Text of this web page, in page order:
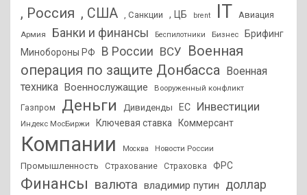
, Россия , США , Санкции , ЦБ brent IT Авиация
Армия Банки и финансы Беспилотники Бизнес
Брифинг
Минобороны РФ
В России ВСУ Военная
операция по защите Донбасса
Военная
техника
Военнослужащие Вооруженный конфликт
Газпром Деньги Дивиденды ЕС Инвестиции
Индекс МосБиржи Ключевая ставка Коммерсант
Компании Москва Новости России
Промышленность Страхование Страховка ФРС
Финансы валюта владимир путин доллар